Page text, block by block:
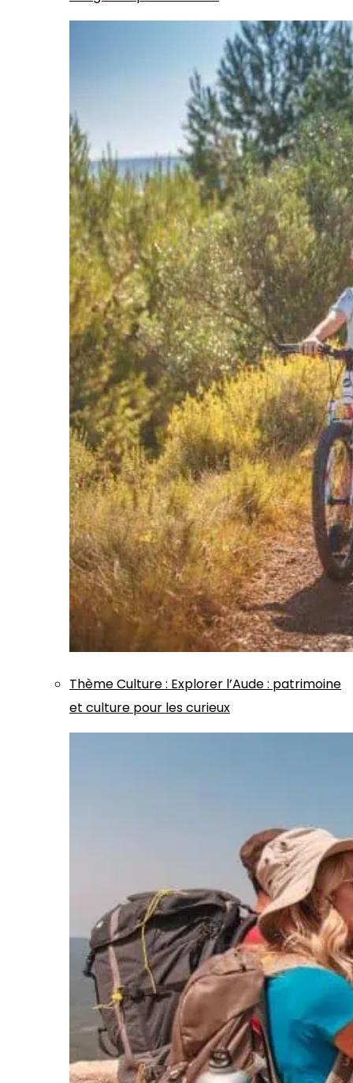
ThèmeCulture: Explorer l’Aude : patrimoine
et culture pour les curieux